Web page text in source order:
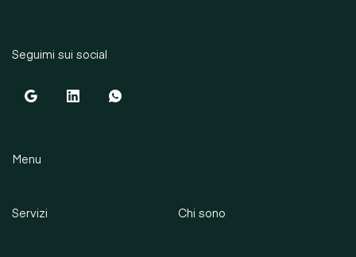
Seguimi sui social
Menu
Servizi Chi sono